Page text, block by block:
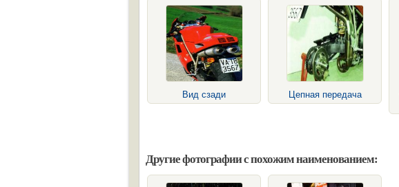
Вид сзади Цепная передача
Другие фотографии с похожим наименованием: